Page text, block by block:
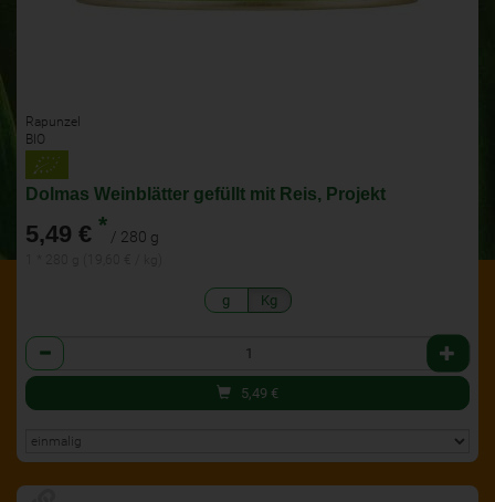
Rapunzel
BIO
Dolmas Weinblätter gefüllt mit Reis, Projekt
5,49 € * / 280 g
g Kg
Anzahl
5,49 €